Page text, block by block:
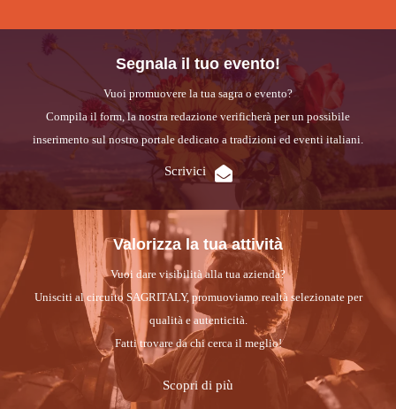
Segnala il tuo evento!
Vuoi promuovere la tua sagra o evento?
Compila il form, la nostra redazione verificherà per un possibile
inserimento sul nostro portale dedicato a tradizioni ed eventi italiani.
Scrivici
Valorizza la tua attività
Vuoi dare visibilità alla tua azienda?
Unisciti al circuito SAGRITALY, promuoviamo realtà selezionate per
qualità e autenticità.
Fatti trovare da chi cerca il meglio!
Scopri di più